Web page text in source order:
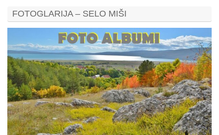
FOTOGLARIJA – SELO MIŠI